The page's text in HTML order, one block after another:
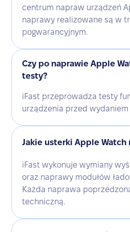
centrum napraw urządzeń
naprawy realizowane są w
pogwarancyjnym.
Czy po naprawie Apple
testy?
iFast przeprowadza testy
urządzenia przed wydaniem
Jakie usterki Apple Watch
iFast wykonuje wymiany
oraz naprawy modułów
Każda naprawa
techniczną.